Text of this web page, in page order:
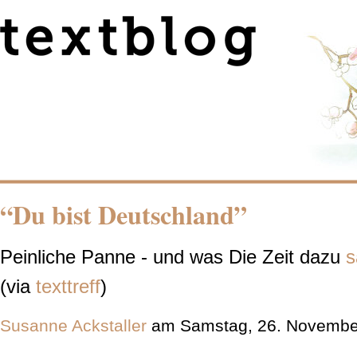
“Du bist Deutschland”
Peinliche Panne - und was Die Zeit dazu
(via texttreff)
Susanne Ackstaller am Samstag, 26.